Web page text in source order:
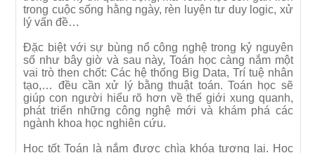
trong cuộc sống hằng ngày, rèn luyện tư duy logic, xử
lý vấn đề…
Đặc biệt với sự bùng nổ công nghệ trong kỷ nguyên
số như bây giờ và sau này, Toán học càng nắm một
vai trò then chốt: Các hệ thống Big Data, Trí tuệ nhân
tạo,… đều cần xử lý bằng thuật toán. Toán học sẽ
giúp con người hiểu rõ hơn về thế giới xung quanh,
phát triển những công nghệ mới và khám phá các
ngành khoa học nghiên cứu.
Học tốt Toán là nắm được chìa khóa tương lai. Học